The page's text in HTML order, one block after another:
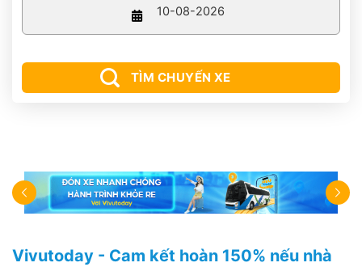
TÌM CHUYẾN XE
Vivutoday - Cam kết hoàn 150% nếu nhà